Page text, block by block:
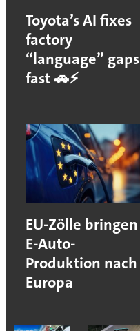
Toyota’s AI fixes
factory
“language” gaps
fast 🚗⚡
EU-Zölle bringen
E-Auto-
Produktion nach
Europa